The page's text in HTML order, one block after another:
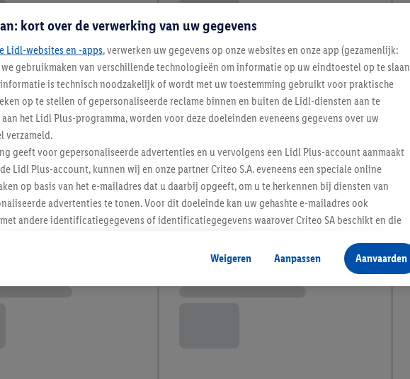
kort over de verwerking van uw gegevens
Lidl-websites en -apps, verwerken uw gegevens op onze websites en onze app (gezamenlijk:
gebruikmaken van verschillende technologieën om informatie op uw eindtoestel op te slaan
is technisch noodzakelijk of wordt met uw toestemming gebruikt voor praktische
op te stellen of gepersonaliseerde reclame binnen en buiten de Lidl-diensten aan te
het Lidl Plus-programma, worden voor deze doeleinden eveneens gegevens over uw
verzameld.
geeft voor gepersonaliseerde advertenties en u vervolgens een Lidl Plus-account aanmaakt
Lidl Plus-account, kunnen wij en onze partner Criteo S.A. eveneens een speciale online
op basis van het e-mailadres dat u daarbij opgeeft, om u te herkennen bij diensten van
advertenties te tonen. Voor dit doeleinde kan uw gehashte e-mailadres ook
andere identificatiegegevens of identificatiegegevens waarover Criteo SA beschikt en die
kunnen advertenties in het kader van retargeting, d.w.z. advertenties voor producten waarin
(bijvoorbeeld door het product in de webshop aan uw winkelmandje toe te voegen, maar het
apparaten en verschillende Lidl-diensten worden weergegeven als er met behulp
Weigeren Aanpassen Aanvaarden